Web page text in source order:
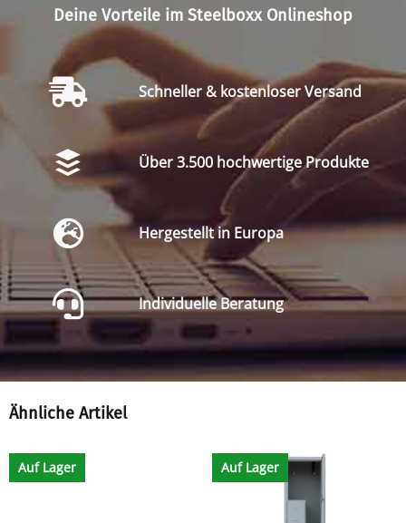
Deine Vorteile im Steelboxx Onlineshop
Schneller & kostenloser Versand
Über 3.500 hochwertige Produkte
Hergestellt in Europa
Individuelle Beratung
Ähnliche Artikel
Auf Lager Auf Lager